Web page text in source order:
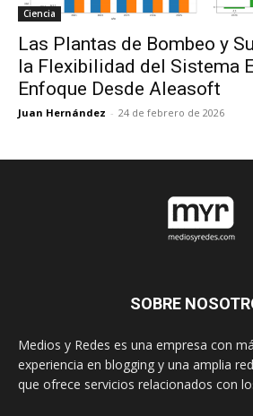
Ciencia
Las Plantas de Bombeo y
la Flexibilidad del Sistema
Enfoque Desde Aleasoft
Juan Hernández - 24 de febrero de 2026
SOBRE
Medios y Redes es una empresa con
experiencia en blogging y una amplia
que ofrece servicios relacionados con